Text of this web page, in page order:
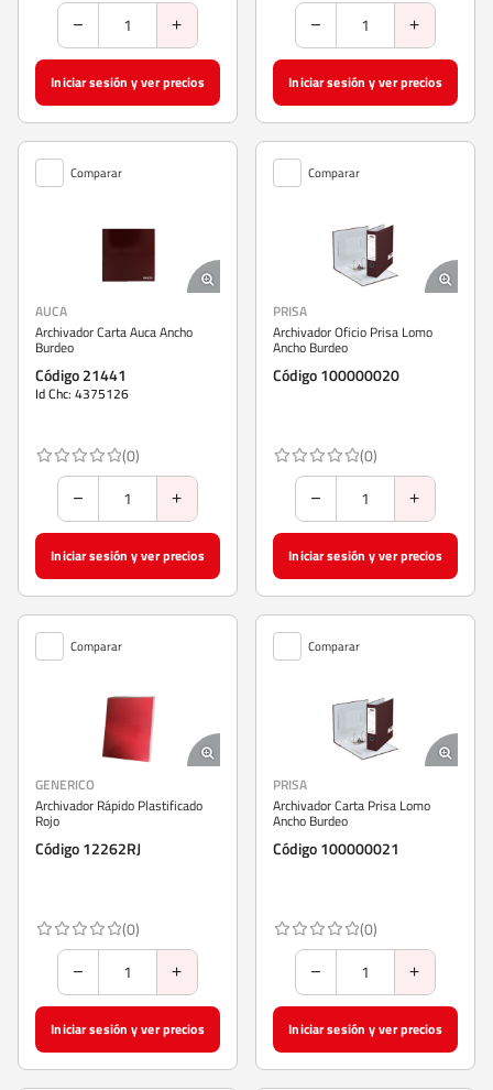
Iniciar sesión y ver precios Iniciar sesión y ver precios
Comparar
AUCA
Archivador Carta Auca Ancho
Burdeo
Código 21441
Id Chc: 4375126
(0)
Iniciar sesión y ver precios
Comparar
PRISA
Archivador Oficio Prisa Lomo
Ancho Burdeo
Código 100000020
(0)
Iniciar sesión y ver precios
Comparar
GENERICO
Archivador Rápido Plastificado
Rojo
Código 12262RJ
(0)
Iniciar sesión y ver precios
Comparar
PRISA
Archivador Carta Prisa Lomo
Ancho Burdeo
Código 100000021
(0)
Iniciar sesión y ver precios